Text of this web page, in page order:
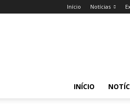
Início Notícias
INÍCIO